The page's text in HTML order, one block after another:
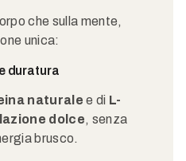
che sulla mente,
unica:
duratura
naturale e di L-
dolce, senza
brusco.